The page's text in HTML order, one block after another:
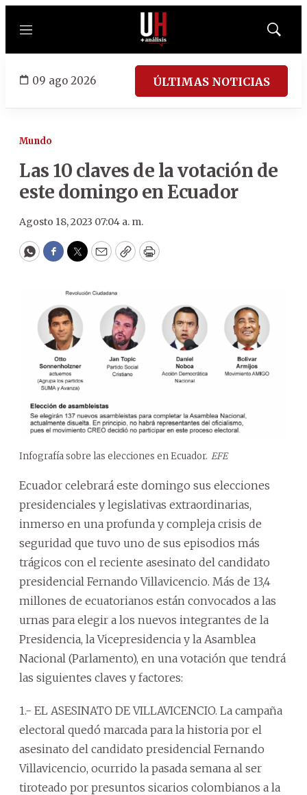
Menú
Mostrar
09 ago 2026 ÚLTIMAS NOTICIAS
Mundo
Las 10 claves de la votación de
este domingo en Ecuador
Agosto 18, 2023 07:04 a. m.
WhatsApp
Facebook
Twitter
EmailCopyPrint
Infografía sobre las elecciones en Ecuador. EFE
Ecuador celebrará este domingo sus elecciones
presidenciales y legislativas extraordinarias,
inmerso en una profunda y compleja crisis de
seguridad que tuvo uno de sus episodios más
trágicos con el reciente asesinato del candidato
presidencial Fernando Villavicencio. Más de 13,4
millones de ecuatorianos están convocados a las
urnas para elegir a los nuevos integrantes de la
Presidencia, la Vicepresidencia y la Asamblea
Nacional (Parlamento), en una votación que tendrá
las siguientes claves y factores:
1.- EL ASESINATO DE VILLAVICENCIO. La campaña
electoral quedó marcada para la historia por el
asesinato del candidato presidencial Fernando
Villavicencio, ocurrido la pasada semana al ser
tiroteado por presuntos sicarios colombianos a la